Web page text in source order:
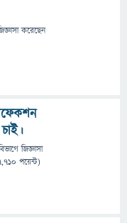
করেছেন
জিজ্ঞাসা
পয়েন্ট)